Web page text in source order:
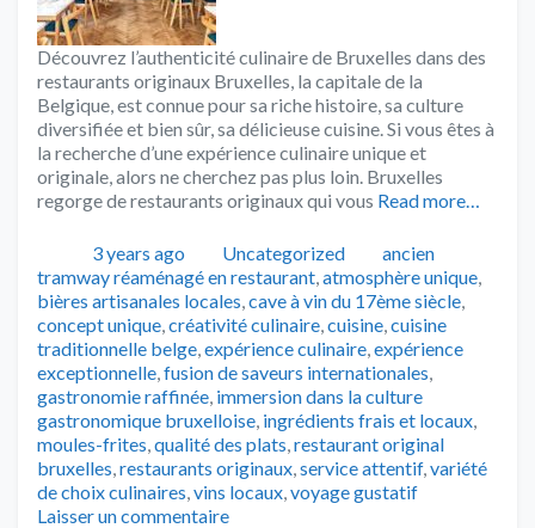
Découvrez l’authenticité culinaire de Bruxelles dans des
restaurants originaux Bruxelles, la capitale de la
Belgique, est connue pour sa riche histoire, sa culture
diversifiée et bien sûr, sa délicieuse cuisine. Si vous êtes à
la recherche d’une expérience culinaire unique et
originale, alors ne cherchez pas plus loin. Bruxelles
regorge de restaurants originaux qui vous Read more…
Publié3 years ago Catégories
Uncategorized Tags
ancien
tramway réaménagé en restaurant,atmosphère unique,
bières artisanales locales,cave à vin du 17ème siècle,
concept unique,créativité culinaire,cuisine,cuisine
traditionnelle belge,expérience culinaire,expérience
exceptionnelle,fusion de saveurs internationales,
gastronomie raffinée, immersion dans la culture
gastronomique bruxelloise, ingrédients frais et locaux,
moules-frites,qualité des plats,restaurant original
bruxelles,restaurants originaux,service attentif,variété
de choix culinaires,vins locaux,voyage gustatif
Laisser un commentaire